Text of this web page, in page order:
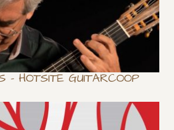
– HOTSITE GUITARCOOP